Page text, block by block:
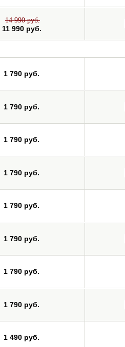
14 990 руб.
11 990 руб.
1 790 руб.
1 790 руб.
1 790 руб.
1 790 руб.
1 790 руб.
1 790 руб.
1 790 руб.
1 790 руб.
1 490 руб.